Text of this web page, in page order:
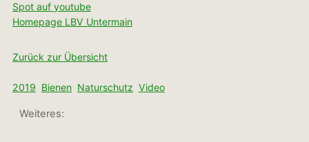
Spot auf youtube
Homepage LBV Untermain
Zurück zur Übersicht
2019 Bienen Naturschutz Video
Weiteres: